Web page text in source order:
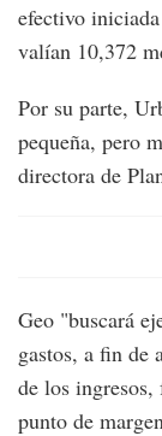
efectivo
valían 10,372
Por su parte,
pequeña, pero
directora de
Geo "buscará
gastos, a fin de
de los
punto de